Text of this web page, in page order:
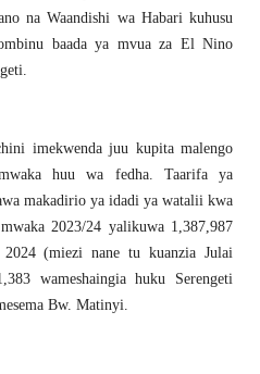
na Waandishi wa Habari kuhusu
baada ya mvua za El Nino
imekwenda juu kupita malengo
huu wa fedha. Taarifa ya
makadirio ya idadi ya watalii kwa
2023/24 yalikuwa 1,387,987
(miezi nane tu kuanzia Julai
wameshaingia huku Serengeti
Bw. Matinyi.